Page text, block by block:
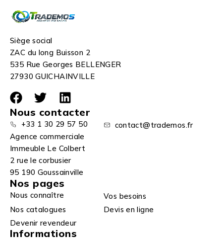
Siège social
ZAC du long Buisson 2
535 Rue Georges BELLENGER
27930 GUICHAINVILLE
Nous contacter
+33 1 30 29 57 50
contact@trademos.fr
Agence commerciale
Immeuble Le Colbert
2 rue le corbusier
95 190 Goussainville
Nos pages
Nous connaître
Vos besoins
Nos catalogues
Devis en ligne
Devenir revendeur
Informations